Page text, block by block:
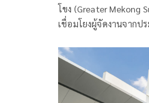
โขง (Greater Mekong
เชื่อมโยงผู้จัดงานจากป